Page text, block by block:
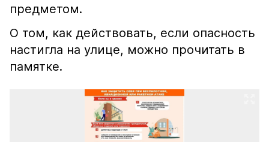
предметом.
О том, как действовать, если опасность
настигла на улице, можно прочитать в
памятке.